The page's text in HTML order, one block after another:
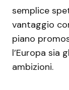
semplice
vantaggio
piano
l’Europa sia
ambizioni.